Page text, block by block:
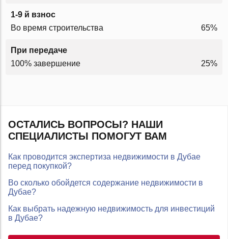
1-9 й взнос
Во время строительства
65%
При передаче
100% завершение
25%
ОСТАЛИСЬ ВОПРОСЫ? НАШИ
СПЕЦИАЛИСТЫ ПОМОГУТ ВАМ
Как проводится экспертиза недвижимости в Дубае
перед покупкой?
Во сколько обойдется содержание недвижимости в
Дубае?
Как выбрать надежную недвижимость для инвестиций
в Дубае?